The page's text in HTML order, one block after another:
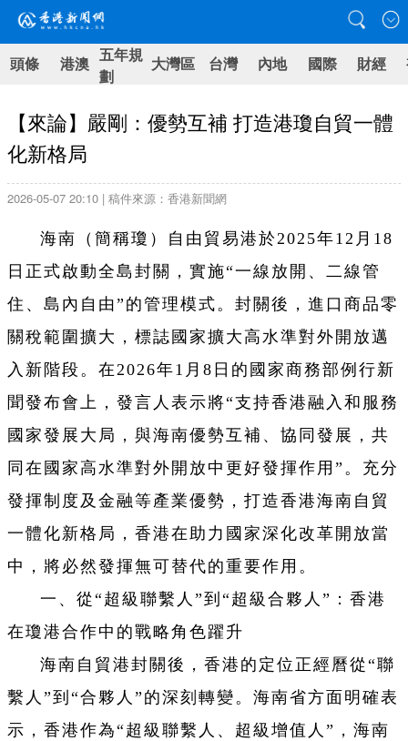
頭條 港澳 五年規
劃
大灣區 台灣 內地 國際 財經
【來論】嚴剛：優勢互補 打造港瓊自貿一體
化新格局
2026-05-07 20:10 | 稿件來源：香港新聞網
海南（簡稱瓊）自由貿易港於2025年12月18
日正式啟動全島封關，實施“一線放開、二線管
住、島內自由”的管理模式。封關後，進口商品零
關稅範圍擴大，標誌國家擴大高水準對外開放邁
入新階段。在2026年1月8日的國家商務部例行新
聞發布會上，發言人表示將“支持香港融入和服務
國家發展大局，與海南優勢互補、協同發展，共
同在國家高水準對外開放中更好發揮作用”。充分
發揮制度及金融等產業優勢，打造香港海南自貿
一體化新格局，香港在助力國家深化改革開放當
中，將必然發揮無可替代的重要作用。
一、從“超級聯繫人”到“超級合夥人”：香港
在瓊港合作中的戰略角色躍升
海南自貿港封關後，香港的定位正經曆從“聯
繫人”到“合夥人”的深刻轉變。海南省方面明確表
示，香港作為“超級聯繫人、超級增值人”，海南